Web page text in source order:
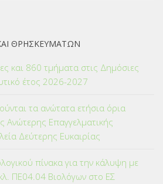
ΘΡΗΣΚΕΥΜΑΤΩΝ
και 860 τμήματα στις Δημόσιες
έτος 2026-2027
τα ανώτατα ετήσια όρια
Ανώτερης Επαγγελματικής
Δεύτερης Ευκαιρίας
πίνακα για την κάλυψη με
ΠΕ04.04 Βιολόγων στο ΕΣ